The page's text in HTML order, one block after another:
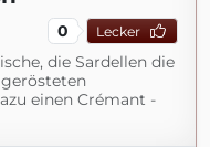
0 Lecker
die Sardellen die
einen Crémant -